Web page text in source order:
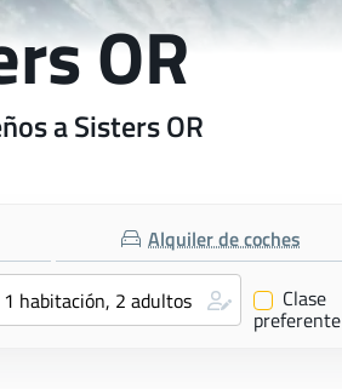
OR
a Sisters OR
Alquiler de coches
✔ Clase
preferente